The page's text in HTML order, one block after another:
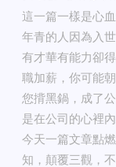
這一篇一樣是心
年青的人因為入
有才華有能力卻
職加薪，你可能
您揹黑鍋，成了
是在公司的心裡
今天一篇文章點
知，顛覆三觀，